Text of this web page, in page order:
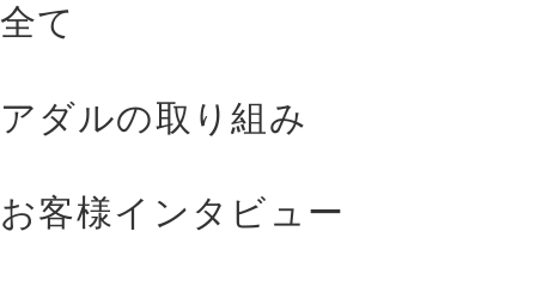
全て
アダルの取り組み
お客様インタビュー